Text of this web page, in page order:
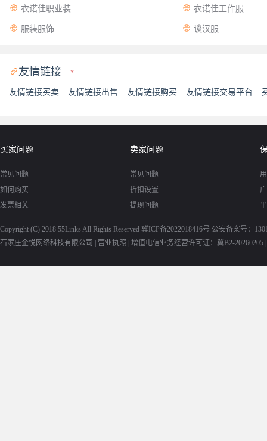
 衣诺佳职业装  衣诺佳工作服
 服装服饰  谈汉服
友情链接 *
友情链接买卖 友情链接出售 友情链接购买 友情链接交易平台
买家问题
常见问题
如何购买
发票相关
卖家问题
常见问题
折扣设置
提现问题
Copyright (C) 2018 55Links All Rights Reserved 冀ICP备2022018416号 公安备案号：
石家庄企悦网络科技有限公司 | 营业执照 增值电信业务经营许可证：冀B2-20260205